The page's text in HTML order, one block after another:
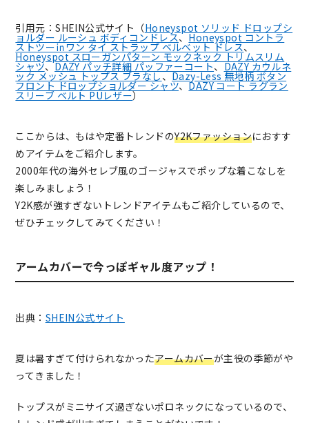
引用元：SHEIN公式サイト（Honeyspot ソリッド ドロップシ
ョルダー ルーシュ ボディコンドレス、Honeyspot コントラ
ストツー㏌ワン タイ ストラップ ベルベット ドレス、
Honeyspot スローガンパターン モックネック トリムスリム
シャツ、DAZY パッチ詳細 パッファーコート、DAZY カウルネ
ック メッシュ トップス ブラなし、Dazy-Less 無地柄 ボタン
フロント ドロップショルダー シャツ、DAZY コート ラグラン
スリーブ ベルト PUレザー）
ここからは、もはや定番トレンドのY2Kファッションにおすす
めアイテムをご紹介します。
2000年代の海外セレブ風のゴージャスでポップな着こなしを
楽しみましょう！
Y2K感が強すぎないトレンドアイテムもご紹介しているので、
ぜひチェックしてみてください！
アームカバーで今っぽギャル度アップ！
出典： SHEIN公式サイト
夏は暑すぎて付けられなかったアームカバーが主役の季節がや
ってきました！
トップスがミニサイズ過ぎないポロネックになっているので、